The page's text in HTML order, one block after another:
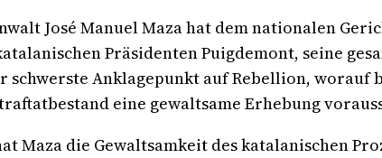
José Manuel Maza hat dem nationalen
Präsidenten Puigdemont, seine
Anklagepunkt auf Rebellion, worauf
eine gewaltsame Erhebung
Maza die Gewaltsamkeit des katalanischen